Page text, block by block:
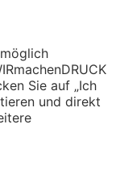
0,02 €
brutto inkl. DE-Versand